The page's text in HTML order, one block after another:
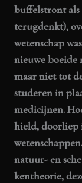
buffelstront als
terugdenkt),
wetenschap
nieuwe boeide
maar niet tot
studeren in
medicijnen.
hield, doorliep
natuur- en
kentheorie,